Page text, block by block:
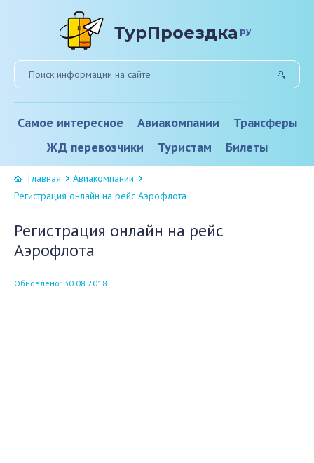
ТурПроездка ру
Самое интересное Авиакомпании
Трансферы
ЖД перевозчики
Туристам Билеты
Главная
Авиакомпании
Регистрация онлайн на рейс Аэрофлота
Регистрация онлайн на рейс
Аэрофлота
Обновлено: 30.08.2018